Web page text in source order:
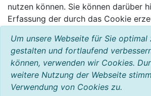
nutzen können. Sie können darüber
Erfassung der durch das Cookie
IP-Adresse) an Google sowie die
Daten durch Google verhindern,
dem folgenden Link verfügbare
herunterladen und installieren:
http://tools.google.com/dlpage/
Um unsere Webseite für Sie optimal
gestalten und fortlaufend
können, verwenden wir Cookies.
weitere Nutzung der Webseite
Verwendung von Cookies zu.